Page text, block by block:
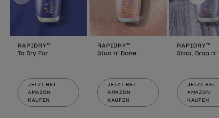
RAPIDRY™
To Dry For
JETZT BEI
AMAZON
KAUFEN
RAPIDRY™
Stun n’ Done
JETZT BEI
AMAZON
KAUFEN
RAPIDRY™
Stop, Drop n’
JETZT BEI
AMAZON
KAUFEN